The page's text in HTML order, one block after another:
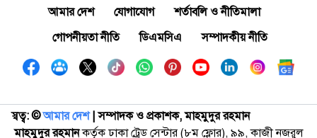
আমার দেশ যোগাযোগ
শর্তাবলি ও নীতিমালা
গোপনীয়তা নীতি
ডিএমসিএ সম্পাদকীয় নীতি
স্বত্ব: ©️আমার দেশ| সম্পাদক ও প্রকাশক, মাহমুদুর রহমান
মাহমুদুর রহমানকর্তৃক ঢাকা ট্রেড সেন্টার (৮ম ফ্লোর), ৯৯, কাজী নজরুল